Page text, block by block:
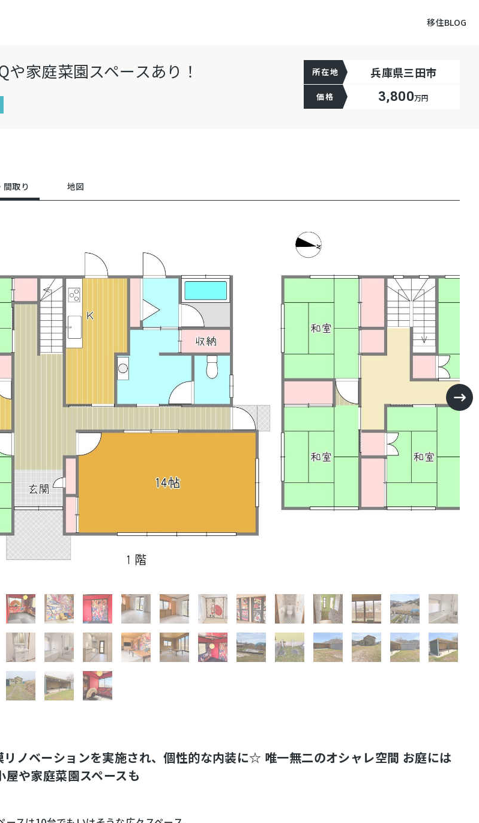
移住BLOG
家庭菜園スペースあり！ 所在地 兵庫県三田市
価格 3,800万円
間取り 地図
リノベーションを実施され、個性的な内装に☆ 唯一無二のオシャレ空間 お庭には
屋や家庭菜園スペースも